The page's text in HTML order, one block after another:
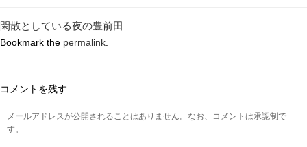
閑散としている夜の豊前田
Bookmark the permalink.
コメントを残す
メールアドレスが公開されることはありません。なお、コメントは承認制で
す。